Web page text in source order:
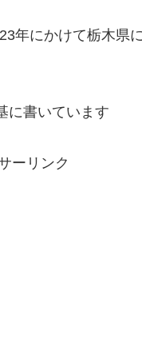
年にかけて栃木県
に書いています
ーリンク